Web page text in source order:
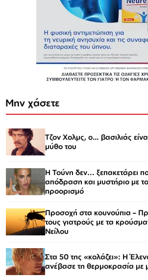
Μην χάσετε
Τζον Χολμς, ο… βασιλιάς
μύθο του
Η Τούνη δεν... ξεπακετάρει
απόδραση και μυστήριο με
προορισμό
Προσοχή στα κουνούπια –
τους γιατρούς με τα
Νείλου
Στα 50 της «κολάζει»: Η
ανέβασε τη θερμοκρασία με